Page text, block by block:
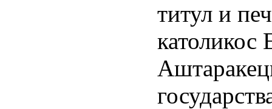
титул и
католикос